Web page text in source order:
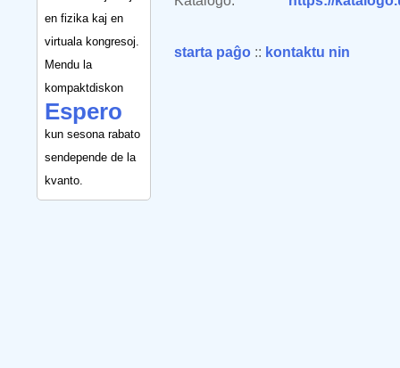
en fizika kaj en
virtuala kongresoj.
Mendu la
kompaktdiskon
Espero
kun sesona rabato
sendepende de la
kvanto.
starta paĝo :: kontaktu nin